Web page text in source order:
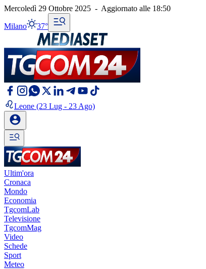
Mercoledì 29 Ottobre 2025 - Aggiornato alle 18:50
Milano 37°
Leone (23 Lug - 23 Ago)
Ultim'ora
Cronaca
Mondo
Economia
TgcomLab
Televisione
TgcomMag
Video
Schede
Sport
Meteo